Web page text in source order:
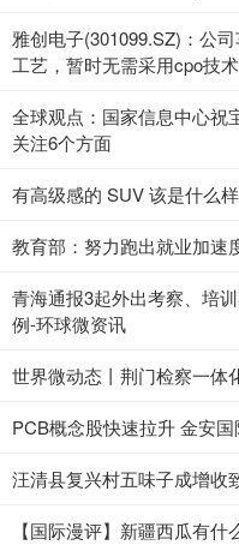
雅创电子(301099.SZ)：公
工艺，暂时无需采用cpo技
全球观点：国家信息中心祝
关注6个方面
有高级感的 SUV 该是什么
教育部：努力跑出就业加速
青海通报3起外出考察、培
例-环球微资讯
世界微动态丨荆门检察一体
PCB概念股快速拉升 金安
汪清县复兴村五味子成增收
【国际漫评】新疆西瓜有什